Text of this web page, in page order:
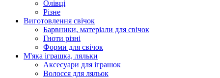
Олівці
Різне
Виготовлення свічок
Барвники, матеріали для свічок
Гноти різні
Форми для свічок
М'яка іграшка, ляльки
Аксесуари для іграшок
Волосся для ляльок